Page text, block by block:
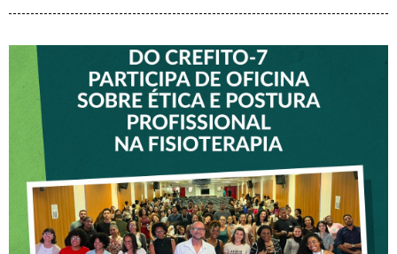
VICE-PRESIDENTE DO
CREFITO-7 PARTICIPA DE
OFICINA SOBRE ÉTICA E
POSTURA PROFISSIONAL
NA FISIOTERAPIA